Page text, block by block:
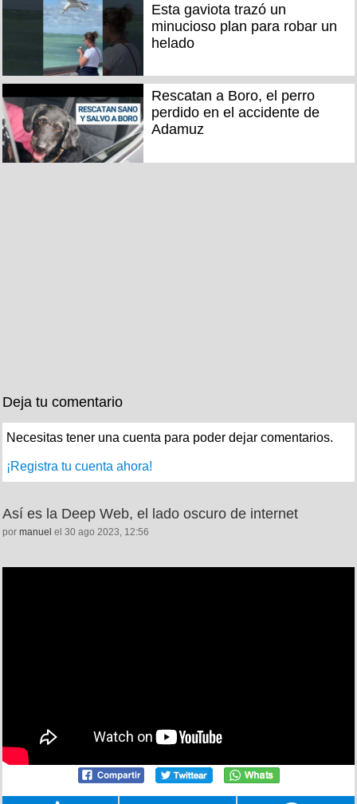
Esta gaviota trazó un
minucioso plan para robar un
helado
Rescatan a Boro, el perro
perdido en el accidente de
Adamuz
Deja tu comentario
Necesitas tener una cuenta para poder dejar comentarios.
¡Registra tu cuenta ahora!
Así es la Deep Web, el lado oscuro de internet
por manuel el 30 ago 2023, 12:56